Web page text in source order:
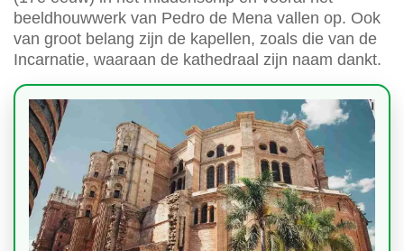
beeldhouwwerk van Pedro de Mena vallen op. Ook
van groot belang zijn de kapellen, zoals die van de
Incarnatie, waaraan de kathedraal zijn naam dankt.